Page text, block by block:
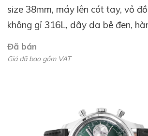
size 38mm, máy lên cót tay, vỏ
không gỉ 316L, dây da bê đen,
Đã bán
Giá đã bao gồm VAT